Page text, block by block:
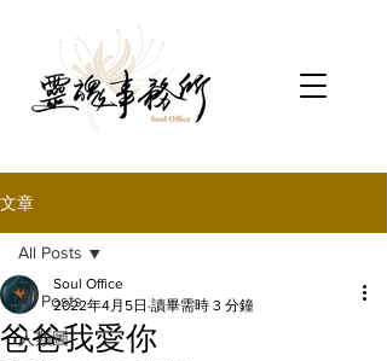
文章
All Posts
人類圖
All Posts
爸爸我愛你
Soul Office
2022年4月5日 讀畢需時 3 分鐘